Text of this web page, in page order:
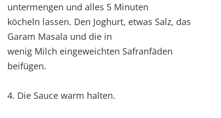
untermengen und alles 5 Minuten
köcheln lassen. Den Joghurt, etwas Salz, das
Garam Masala und die in
wenig Milch eingeweichten Safranfäden
beifügen.
4. Die Sauce warm halten.